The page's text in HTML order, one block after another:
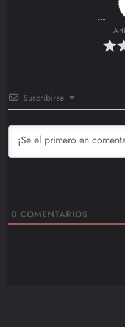
Suscribirse
0 COMENTARIOS